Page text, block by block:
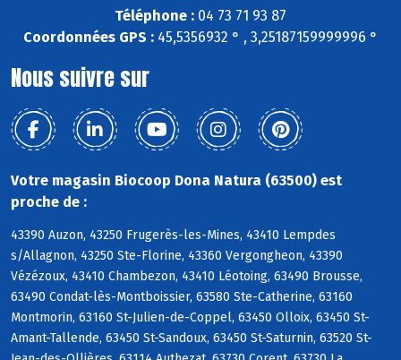
Téléphone : 04 73 71 93 87
Coordonnées GPS : 45,5356932 ° , 3,25187159999996 °
Nous suivre sur
Votre magasin Biocoop Dona Natura (63500) est
proche de :
43390 Auzon, 43250 Frugerès-les-Mines, 43410 Lempdes
s/Allagnon, 43250 Ste-Florine, 43360 Vergongheon, 43390
Vézézoux, 43410 Chambezon, 43410 Léotoing, 63490 Brousse,
63490 Condat-lès-Montboissier, 63580 Ste-Catherine, 63160
Montmorin, 63160 St-Julien-de-Coppel, 63450 Olloix, 63450 St-
Amant-Tallende, 63450 St-Sandoux, 63450 St-Saturnin, 63520 St-